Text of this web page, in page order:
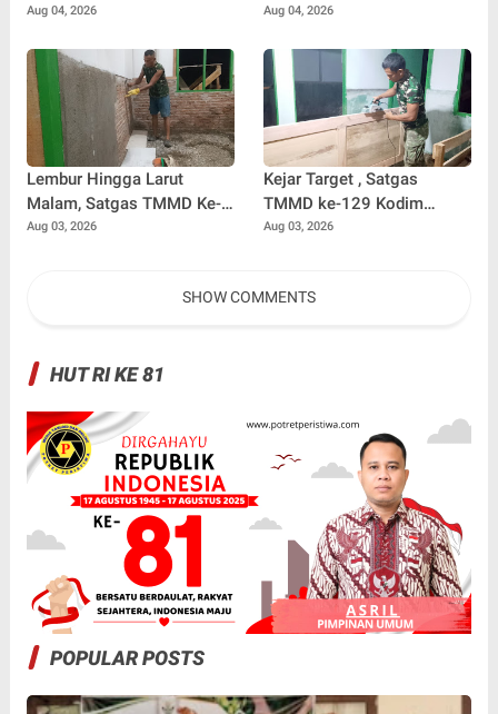
Pembangunan RTLH
65 Persen
Aug 04, 2026
Jembatan Rantau Berangin
Ditinggal di Lokasi
Aug 04, 2026
Lembur Hingga Larut
Malam, Satgas TMMD Ke-
129 Kebut Penyelesaian
Aug 03, 2026
Kejar Target , Satgas
TMMD ke-129 Kodim
0102/Pidie Lembur Pasang
Aug 03, 2026
SHOW COMMENTS
HUT RI KE 81
POPULAR POSTS